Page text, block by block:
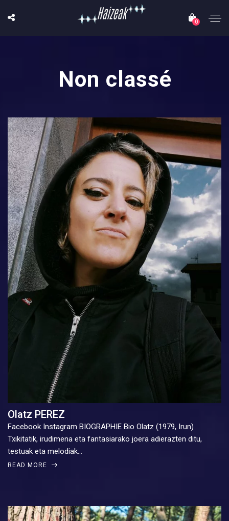
0
Non classé
Olatz PEREZ
Facebook Instagram BIOGRAPHIE Bio Olatz (1979, Irun)
Txikitatik, irudimena eta fantasiarako joera adierazten ditu,
testuak eta melodiak…
READ MORE